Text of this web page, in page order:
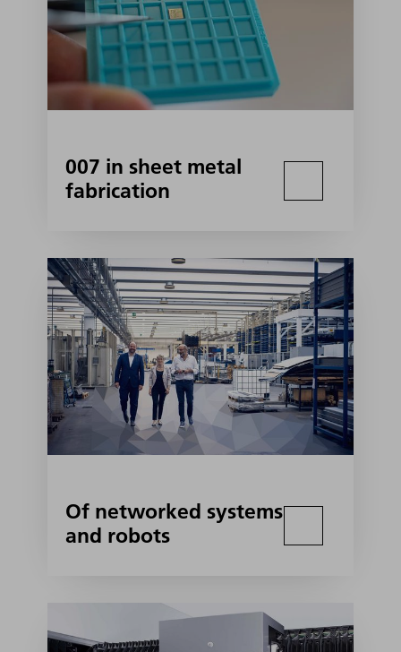
007 in sheet metal
fabrication
Of networked systems
and robots